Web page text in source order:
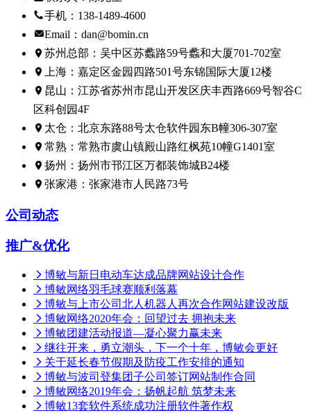
手机：138-1489-4600
Email：dan@bomin.cn
苏州总部：吴中区苏蠡路59号蠡和大厦701-702室
上海：嘉定区金园四路501号东锦国际大厦12楼
昆山：江苏省苏州市昆山开发区庆丰西路669号智谷C
区科创园4F
太仓：北京东路88号太仓软件园东B幢306-307室
常熟：常熟市虞山镇殿山路红枫苑10幢G1401室
扬州：扬州市邗江区万都装饰城B24楼
张家港：张家港市人民路73号
公司动态
推广&优化
博敏与新日电动车达成品牌网站设计合作
博敏网络羽毛球赛顺利落幕
博敏与上市公司北人机器人再次合作网站建设改版
博敏网络2020年会：回望过去 拥抱未来
博敏团建活动报道—凝心聚力赢未来
继往开来，勇立潮头，下一个十年，博敏会更好
关于延长春节假期及防疫工作安排的通知
博敏与波司登集团子公司签订网站制作合同
博敏网络2019年会：扬帆起航 筑梦未来
博敏13套软件系统成功注册软件著作权